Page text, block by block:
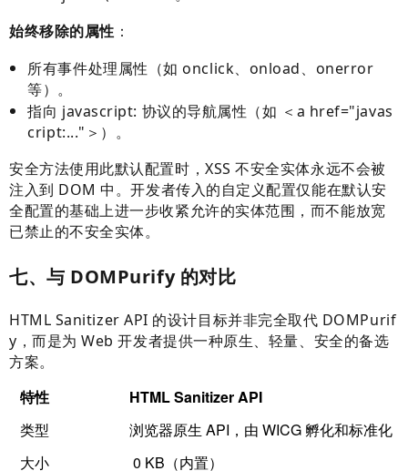
始终移除的属性 ：
所有事件处理属性（如 onclick、onload、onerror
等）。
指向 javascript: 协议的导航属性（如 ＜a href="javas
cript:..."＞）。
安全方法使用此默认配置时，XSS 不安全实体永远不会被
注入到 DOM 中。开发者传入的自定义配置仅能在默认安
全配置的基础上进一步收紧允许的实体范围，而不能放宽
已禁止的不安全实体。
七、与 DOMPurify 的对比
HTML Sanitizer API 的设计目标并非完全取代 DOMPurif
y，而是为 Web 开发者提供一种原生、轻量、安全的备选
方案。
特性
HTML Sanitizer API
类型
浏览器原生 API，由 WICG 孵化和标准化
大小
0 KB（内置）